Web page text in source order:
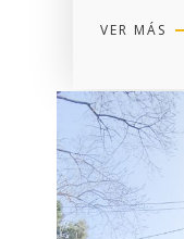
VER MÁS